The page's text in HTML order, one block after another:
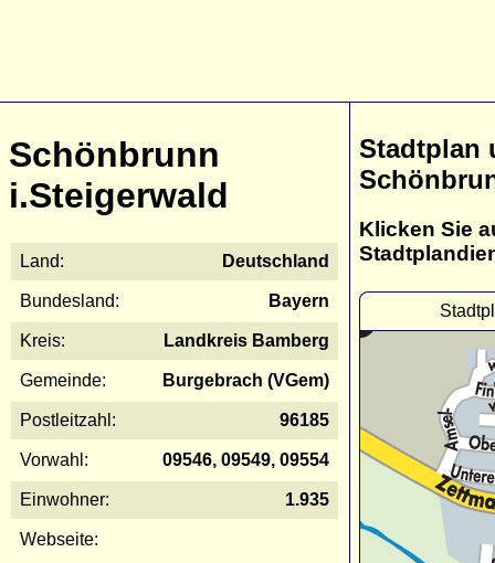
Schönbrunn
i.Steigerwald
Land: Deutschland
Bundesland: Bayern
Kreis: Landkreis Bamberg
Gemeinde: Burgebrach (VGem)
Postleitzahl: 96185
Vorwahl: 09546, 09549, 09554
Einwohner: 1.935
Webseite:
Stadtplan
Klicken Sie